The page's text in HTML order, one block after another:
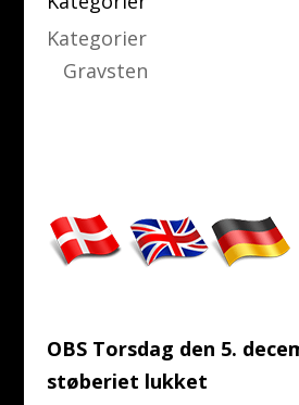
Kategorier
Gravsten
OBS Torsdag den 5.
støberiet lukket